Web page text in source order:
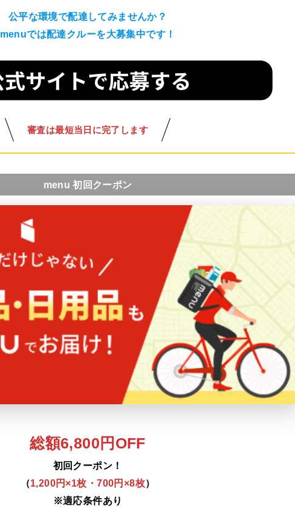
公平な環境で配達してみませんか？
menuでは配達クルーを大募集中です！
審査は最短当日に完了します
menu 初回クーポン
総額6,800円OFF
初回クーポン！
（1,200円×1枚・700円×8枚）
※適応条件あり